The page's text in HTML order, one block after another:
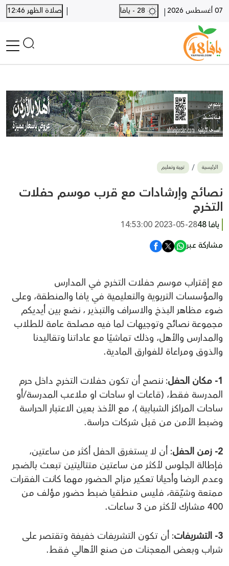
07 أغسطس 2026 |
| صلاة الظهر 12:46
أخبار محلية
أخبار يافا
SHORTS
أخبار اللد والرملة
بيع وشراء
أخبار القدس
وفيات
المزيد
ارسل خبر
الرئيسية تربية وتعليم
نصائح وإرشادات مع قرب موسم حفلات
التخرج
يافا 48
2023-05-28 14:53:00
مشاركة عبر
مع إقتراب موسم حفلات التخرج في المدارس
والمؤسسات التربوية والتعليمية في يافا والمنطقة، وعلى
ضوء مظاهر البذخ والاسراف والتبذير ، نضع بين أيديكم
مجموعة نصائح وتوجيهات لما فيه مصلحة عامة للطلاب
والمدارس والأهل، وذلك تماشيًا مع عاداتنا وتقاليدنا
والذوق ومراعاة للفوارق المادية.
1- مكان الحفل
: ننصح أن تكون حفلات التخرج داخل حرم
المدرسة فقط، (قاعات او ساحات او ملاعب المدرسة/أو
ساحات المراكز الشبابية )، مع الأخذ بعين الاعتبار الحراسة
وضبط الأمن من قبل شركات حراسة.
2- زمن الحفل
: أن لا يستغرق الحفل أكثر من ساعتين،
فإطالة الجلوس لأكثر من ساعتين متتاليتين تبعث بالضجر
وعدم الرضا وأحيانا تعكير مزاج الحضور مهما كانت الفقرات
ممتعة وشيّقة، فليس منطقيا ضبط حضور مؤلف من
400 مشارك لأكثر من 3 ساعات.
3- التشريفات
: أن تكون التشريفات خفيفة وتقتصر على
شراب وبعض المعجنات من صنع الأهالي فقط.